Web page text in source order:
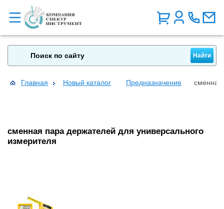
Главная Новый каталог Предназначение сменная
сменная пара держателей для универсального
измерителя